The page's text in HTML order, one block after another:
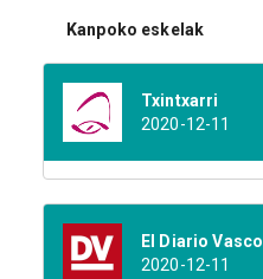
Kanpoko eskelak
Txintxarri
2020-12-11
El Diario Vasco
2020-12-11